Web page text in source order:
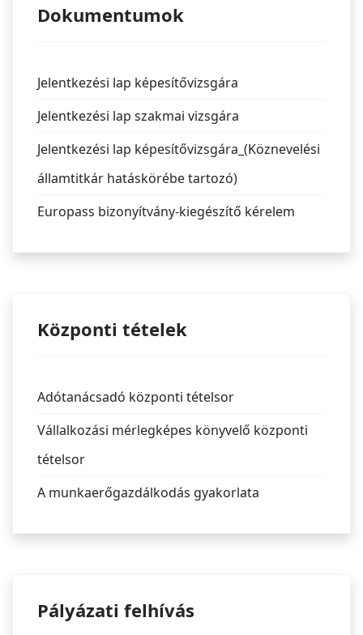
Dokumentumok
Jelentkezési lap képesítővizsgára
Jelentkezési lap szakmai vizsgára
Jelentkezési lap képesítővizsgára_(Köznevelési
államtitkár hatáskörébe tartozó)
Europass bizonyítvány-kiegészítő kérelem
Központi tételek
Adótanácsadó központi tételsor
Vállalkozási mérlegképes könyvelő központi
tételsor
A munkaerőgazdálkodás gyakorlata
Pályázati felhívás